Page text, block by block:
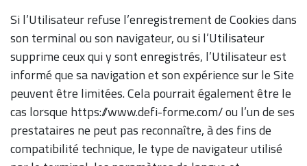
Si l’Utilisateur refuse l’enregistrement de Cookies dans
son terminal ou son navigateur, ou si l’Utilisateur
supprime ceux qui y sont enregistrés, l’Utilisateur est
informé que sa navigation et son expérience sur le Site
peuvent être limitées. Cela pourrait également être le
cas lorsque https://www.defi-forme.com/ ou l’un de ses
prestataires ne peut pas reconnaître, à des fins de
compatibilité technique, le type de navigateur utilisé